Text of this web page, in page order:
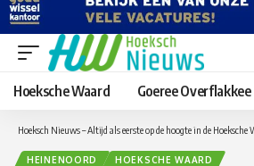
Hoeksche Waard Goeree Overflakkee
Hoeksch Nieuws – Altijd als eerste op de hoogte in de Hoeksche
HEINENOORD HOEKSCHE WAARD